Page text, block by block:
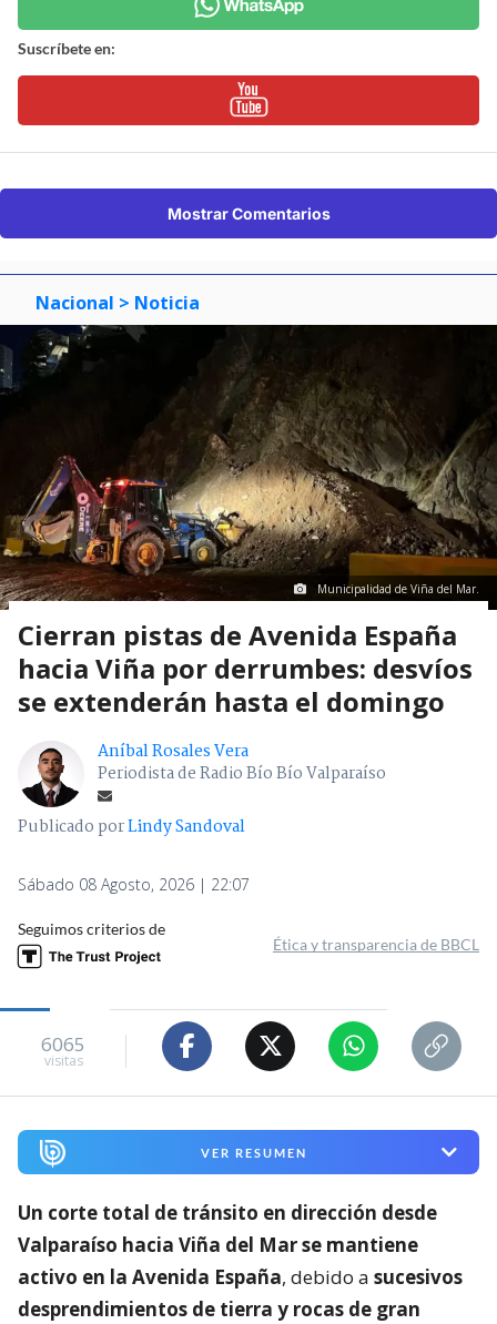
Suscríbete en:
Mostrar Comentarios
Nacional > Noticia
Municipalidad de Viña del Mar.
Cierran pistas de Avenida España
hacia Viña por derrumbes: desvíos
se extenderán hasta el domingo
Aníbal Rosales Vera
Periodista de Radio Bío Bío Valparaíso
Publicado porLindy Sandoval
Sábado 08 Agosto, 2026 | 22:07
Seguimos criterios de
Ética y transparencia de BBCL
6065
visitas
VER RESUMEN
Un corte total de tránsito en dirección desde
Valparaíso hacia Viña del Mar se mantiene
activo en la Avenida España, debido a sucesivos
desprendimientos de tierra y rocas de gran